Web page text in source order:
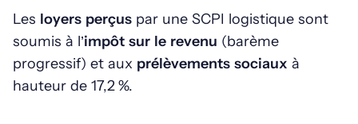
Les loyers perçus par une SCPI logistique sont
soumis à l’impôt sur le revenu (barème
progressif) et aux prélèvements sociaux à
hauteur de 17,2 %.